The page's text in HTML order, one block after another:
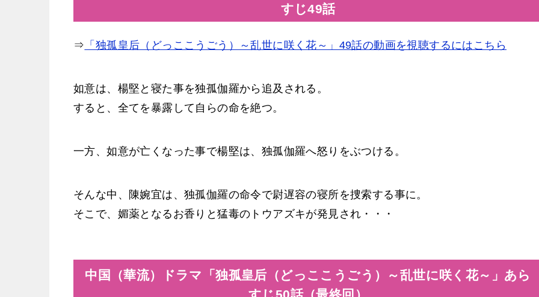
すじ49話
⇒ 「独孤皇后（どっここうごう）～乱世に咲く花～」49話の動画を視聴するにはこちら
如意は、楊堅と寝た事を独孤伽羅から追及される。
すると、全てを暴露して自らの命を絶つ。
一方、如意が亡くなった事で楊堅は、独孤伽羅へ怒りをぶつける。
そんな中、陳婉宜は、独孤伽羅の命令で尉遅容の寝所を捜索する事に。
そこで、媚薬となるお香りと猛毒のトウアズキが発見され・・・
中国（華流）ドラマ「独孤皇后（どっここうごう）～乱世に咲く花～」あら